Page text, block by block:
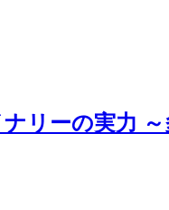
リーの実力